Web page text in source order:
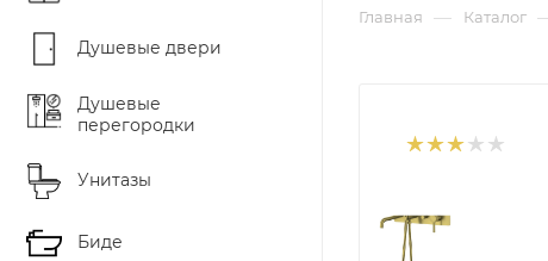
Душевые двери
Душевые
перегородки
Унитазы
Биде
Главная — Каталог